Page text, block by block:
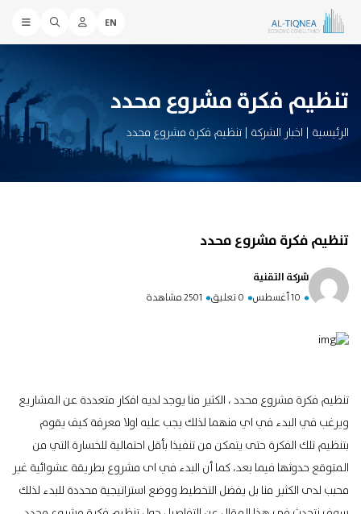
EN
تنظيم فكرة مشروع محدد
الرئيسية | اخبار الشركة | تنظيم فكرة مشروع محدد
تنظيم فكرة مشروع محدد
شركة التقنية
10 أغسطس 0 تعليق 2501 مشاهدة
تنظيم فكرة مشروع محدد ، الكثير منا يوجد لديه افكار متعددة عن المشاريع
ويرغب في البدء في اي منهما لذلك يجب عليه اولا معرفة كيف يقوم
بتنظيم تلك الفكرة حتى يتمكن من تنفيذا بأقل احتمالية للخسارة التي من
المتوقع حدوثها فيما بعد، كما أن البدء في اى مشروع بطريقة عشوائية غير
محبب لدى الكثير منا بل يفضل التخطيط ووضع استراتيجية محددة للبدء لذلك